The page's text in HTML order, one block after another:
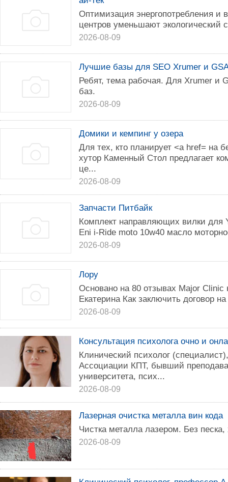
Оптимизация энергопотребления и
центров уменьшают экологический
2026-08-09
Лучшие базы для SEO Xrumer и
Ребят, тема рабочая. Для Xrumer и
баз.
2026-08-09
Домики и кемпинг у озера
Для тех, кто планирует <a href= на
хутор Каменный Стол предлагает
це...
2026-08-09
Запчасти Питбайк
Комплект направляющих вилки для
Eni i-Ride moto 10w40 масло
2026-08-09
Лору
Основано на 80 отзывах Major Clinic
Екатерина Как заключить договор
2026-08-09
Консультация психолога очно и
Клинический психолог
Ассоциации КПТ, бывший
университета, псих...
2026-08-09
Лазерная очистка металла вин кода
Чистка металла лазером. Без
2026-08-09